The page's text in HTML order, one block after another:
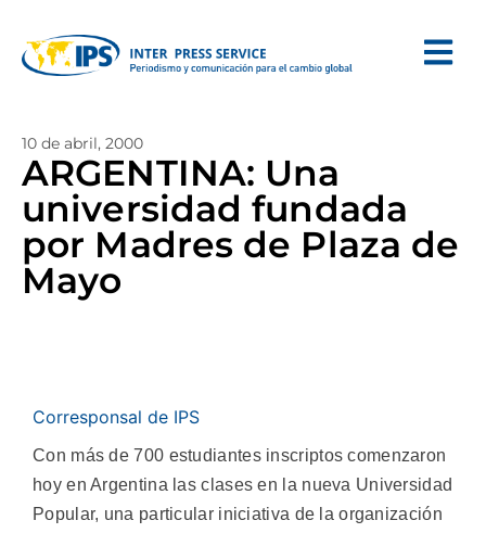
10 de abril, 2000
ARGENTINA: Una
universidad fundada
por Madres de Plaza de
Mayo
Corresponsal de IPS
Con más de 700 estudiantes inscriptos comenzaron
hoy en Argentina las clases en la nueva Universidad
Popular, una particular iniciativa de la organización